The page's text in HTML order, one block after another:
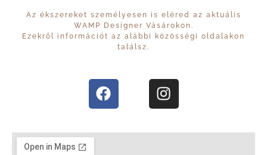
Az ékszereket személyesen is eléred az aktuális
WAMP Designer Vásárokon.
Ezekről információt az alábbi közösségi oldalakon
találsz.